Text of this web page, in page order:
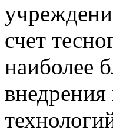
счет
наиболее